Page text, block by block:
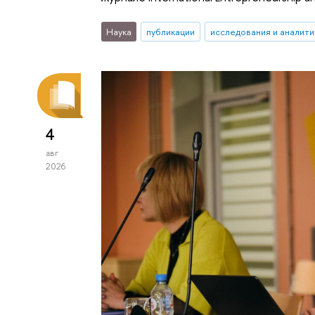
Наука публикации исследования и
4
авг
2026